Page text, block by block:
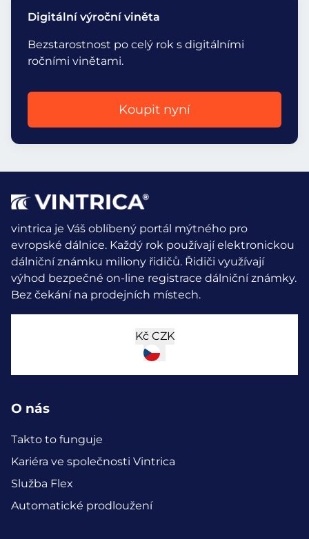
Digitální výroční viněta
Bezstarostnost po celý rok s digitálními
ročními vinětami.
Koupit nyní
vintrica je Váš oblíbený portál mýtného pro
evropské dálnice. Každý rok používají elektronickou
dálniční známku miliony řidičů. Řidiči využívají
výhod bezpečné on-line registrace dálniční známky.
Bez čekání na prodejních místech.
Kč CZK
O nás
Takto to funguje
Kariéra ve společnosti Vintrica
Služba Flex
Automatické prodloužení